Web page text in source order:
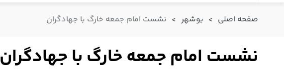
صفحه اصلی > بوشهر > نشست امام جمعه خارگ با جهادگران
نشست امام جمعه خارگ با جهادگران